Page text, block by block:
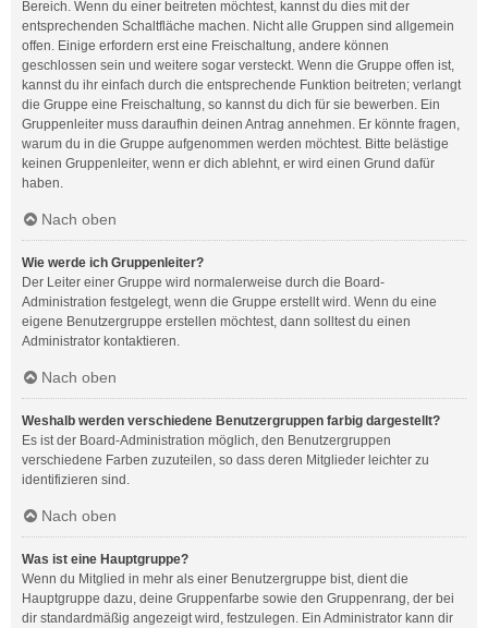
Bereich. Wenn du einer beitreten möchtest, kannst du dies mit der
entsprechenden Schaltfläche machen. Nicht alle Gruppen sind allgemein
offen. Einige erfordern erst eine Freischaltung, andere können
geschlossen sein und weitere sogar versteckt. Wenn die Gruppe offen ist,
kannst du ihr einfach durch die entsprechende Funktion beitreten; verlangt
die Gruppe eine Freischaltung, so kannst du dich für sie bewerben. Ein
Gruppenleiter muss daraufhin deinen Antrag annehmen. Er könnte fragen,
warum du in die Gruppe aufgenommen werden möchtest. Bitte belästige
keinen Gruppenleiter, wenn er dich ablehnt, er wird einen Grund dafür
haben.
Nach oben
Wie werde ich Gruppenleiter?
Der Leiter einer Gruppe wird normalerweise durch die Board-
Administration festgelegt, wenn die Gruppe erstellt wird. Wenn du eine
eigene Benutzergruppe erstellen möchtest, dann solltest du einen
Administrator kontaktieren.
Nach oben
Weshalb werden verschiedene Benutzergruppen farbig dargestellt?
Es ist der Board-Administration möglich, den Benutzergruppen
verschiedene Farben zuzuteilen, so dass deren Mitglieder leichter zu
identifizieren sind.
Nach oben
Was ist eine Hauptgruppe?
Wenn du Mitglied in mehr als einer Benutzergruppe bist, dient die
Hauptgruppe dazu, deine Gruppenfarbe sowie den Gruppenrang, der bei
dir standardmäßig angezeigt wird, festzulegen. Ein Administrator kann dir